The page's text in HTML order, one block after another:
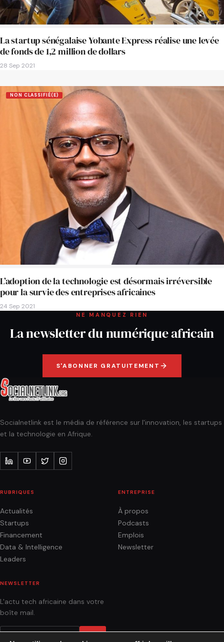
La startup sénégalaise Yobante Express réalise une levée
de fonds de 1,2 million de dollars
28 Sep 2021
NON CLASSIFIÉ(E)
L’adoption de la technologie est désormais irréversible
pour la survie des entreprises africaines
24 Sep 2021
NE MANQUEZ RIEN
La newsletter du numérique africain
S'ABONNER GRATUITEMENT
Socialnetlink est le média de référence sur l'innovation, les startups
et la technologie en Afrique.
RUBRIQUES
Actualités
Startups
Financement
Data & Intelligence
Leaders
ENTREPRISE
À propos
Podcasts
Emplois
Newsletter
NEWSLETTER
L'actu tech africaine dans votre
boîte mail.